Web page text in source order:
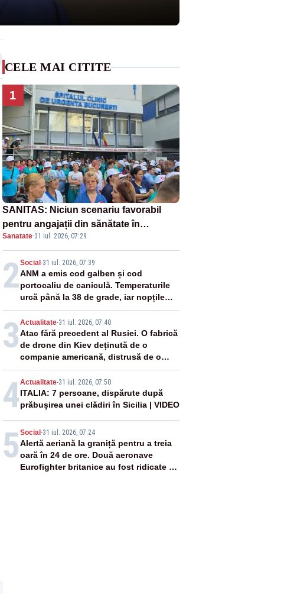
CELE MAI CITITE
1
SANITAS: Niciun scenariu favorabil
pentru angajații din sănătate în
proiectul Legii salarizării
Sanatate·31 iul. 2026, 07:29
2Social -31 iul. 2026, 07:39
ANM a emis cod galben și cod
portocaliu de caniculă. Temperaturile
urcă până la 38 de grade, iar nopțile
devin tropicale
3 Actualitate-31 iul. 2026, 07:40
Atac fără precedent al Rusiei. O fabrică
de drone din Kiev deținută de o
companie americană, distrusă de o
rachetă rusească
4Actualitate-31 iul. 2026, 07:50
ITALIA: 7 persoane, dispărute după
prăbușirea unei clădiri în Sicilia | VIDEO
5 Social -31 iul. 2026, 07:24
Alertă aeriană la graniță pentru a treia
oară în 24 de ore. Două aeronave
Eurofighter britanice au fost ridicate de